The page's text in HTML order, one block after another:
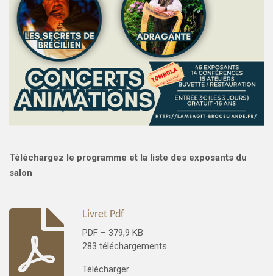
Téléchargez le programme et la liste des exposants du
salon
Livret Pdf
PDF – 379,9 KB
283 téléchargements
Télécharger